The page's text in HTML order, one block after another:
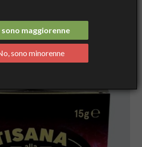
sono maggiorenne
sono minorenne